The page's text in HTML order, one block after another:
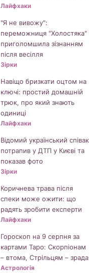
Лайфхаки
"Я не вивожу":
переможниця "Холостяка"
приголомшила зізнанням
після весілля
Зірки
Навіщо бризкати оцтом на
ключі: простий домашній
трюк, про який знають
одиниці
Лайфхаки
Відомий український співак
потрапив у ДТП у Києві та
показав фото
Зірки
Коричнева трава після
спеки може ожити: що
радять зробити експерти
Лайфхаки
Гороскоп на 9 серпня за
картами Таро: Скорпіонам
– втома, Стрільцям – зрада
Астрологія